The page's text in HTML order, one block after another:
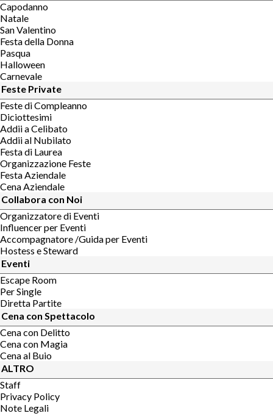
Capodanno
Natale
San Valentino
Festa della Donna
Pasqua
Halloween
Carnevale
Feste Private
Feste di Compleanno
Diciottesimi
Addii a Celibato
Addii al Nubilato
Festa di Laurea
Organizzazione Feste
Festa Aziendale
Cena Aziendale
Collabora con Noi
Organizzatore di Eventi
Influencer per Eventi
Accompagnatore /Guida per Eventi
Hostess e Steward
Eventi
Escape Room
Per Single
Diretta Partite
Cena con Spettacolo
Cena con Delitto
Cena con Magia
Cena al Buio
ALTRO
Staff
Privacy Policy
Note Legali